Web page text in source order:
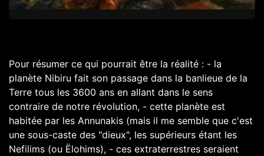
Pour résumer ce qui pourrait être la réalité : - la
planète Nibiru fait son passage dans la banlieue de la
Terre tous les 3600 ans en allant dans le sens
contraire de notre révolution, - cette planète est
habitée par les Annunakis (mais il me semble que c'est
une sous-caste des "dieux", les supérieurs étant les
Nefilims (ou Ëlohims), - ces extraterrestres seraient